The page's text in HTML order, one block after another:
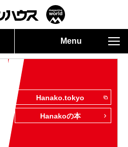
Menu
Hanako.tokyo
Hanakoの本